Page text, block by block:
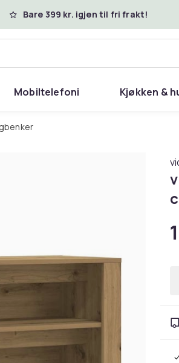
Bare 399 kr. igjen til fri frakt!
Mobiltelefoni Kjøkken &